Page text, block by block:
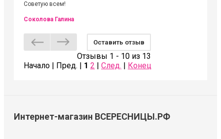
Советую всем!
Соколова Галина
Оставить отзыв
Отзывы 1 - 10 из 13
Начало | Пред. | 1 2 | След. | Конец
Интернет-магазин ВСЕРЕСНИЦЫ.РФ